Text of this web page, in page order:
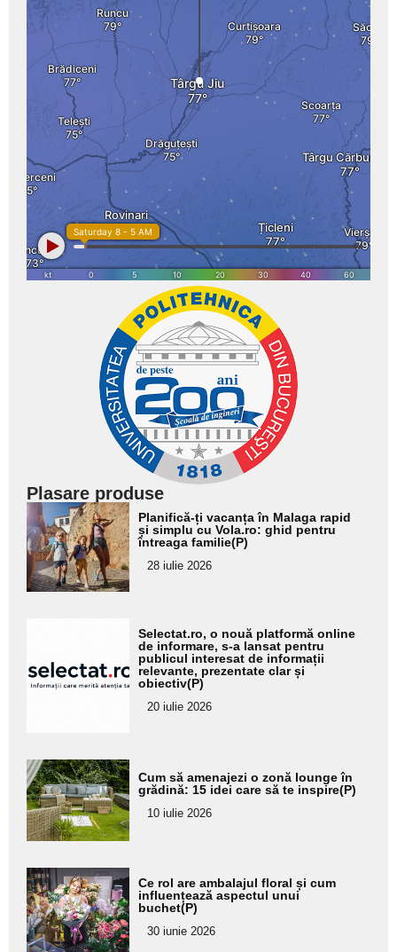
Plasare produse
Adaugă
aici textul
pentru
subtitlu
Planifică-ți vacanța în Malaga rapid
și simplu cu Vola.ro: ghid pentru
întreaga familie(P)
28 iulie 2026
pentru
subtitlu
Selectat.ro, o nouă platformă online
de informare, s-a lansat pentru
publicul interesat de informații
relevante, prezentate clar și
obiectiv(P)
20 iulie 2026
Adaugă
aici textul
pentru
subtitlu
Cum să amenajezi o zonă lounge în
grădină: 15 idei care să te inspire(P)
10 iulie 2026
Adaugă
aici textul
pentru
subtitlu
Ce rol are ambalajul floral și cum
influențează aspectul unui
buchet(P)
30 iunie 2026